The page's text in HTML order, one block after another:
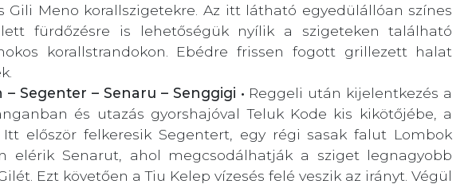
Gili Meno korallszigetekre. Az itt látható egyedülállóan színes
fürdőzésre is lehetőségük nyílik a szigeteken található
korallstrandokon. Ebédre frissen fogott grillezett halat
Segenter – Senaru – Senggigi • Reggeli után kijelentkezés a
és utazás gyorshajóval Teluk Kode kis kikötőjébe, a
Itt először felkeresik Segentert, egy régi sasak falut Lombok
elérik Senarut, ahol megcsodálhatják a sziget legnagyobb
Ezt követően a Tiu Kelep vízesés felé veszik az irányt. Végül